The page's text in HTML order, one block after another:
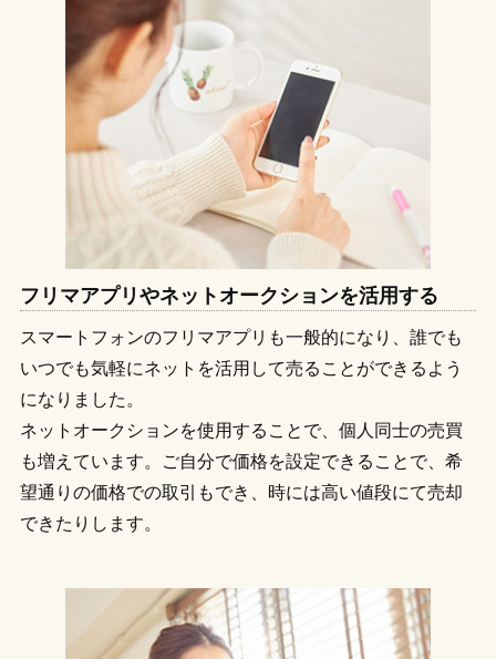
フリマアプリやネットオークションを活用する
スマートフォンのフリマアプリも一般的になり、誰でも
いつでも気軽にネットを活用して売ることができるよう
になりました。
ネットオークションを使用することで、個人同士の売買
も増えています。ご自分で価格を設定できることで、希
望通りの価格での取引もでき、時には高い値段にて売却
できたりします。